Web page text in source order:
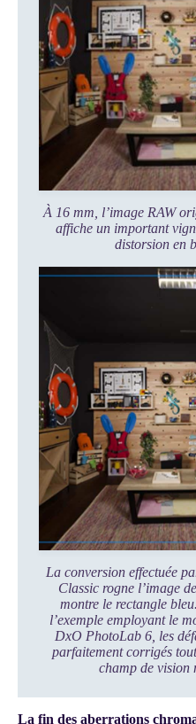
À 16 mm, l’image RAW
affiche un important
distorsion en
La conversion effectuée
Classic rogne l’image
montre le rectangle
l’exemple employant le
DxO PhotoLab 6, les
parfaitement corrigés
champ de vision
La fin des aberrations